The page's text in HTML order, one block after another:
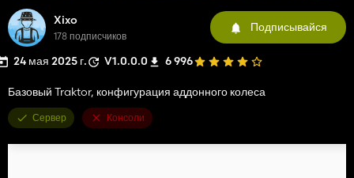
Xixo
178 подписчиков
Подписывайся
24 мая 2025 г. V1.0.0.0 6 996
Базовый Traktor, конфигурация аддонного колеса
Сервер Консоли